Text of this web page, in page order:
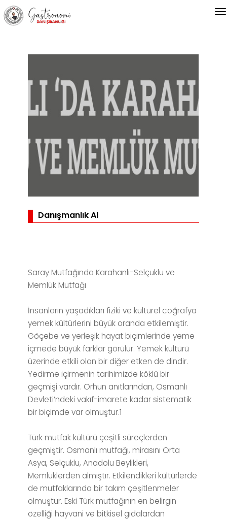
Danışmanlık Al
Saray Mutfağında Karahanlı-Selçuklu ve
Memlük Mutfağı
İnsanların yaşadıkları fiziki ve kültürel coğrafya
yemek kültürlerini büyük oranda etkilemiştir.
Göçebe ve yerleşik hayat biçimlerinde yeme
içmede büyük farklar görülür. Yemek kültürü
üzerinde etkili olan bir diğer etken de dindir.
Yedirme içirmenin tarihimizde köklü bir
geçmişi vardır. Orhun anıtlarından, Osmanlı
Devleti’ndeki vakıf-imarete kadar sistematik
bir biçimde var olmuştur.1
Türk mutfak kültürü çeşitli süreçlerden
geçmiştir. Osmanlı mutfağı, mirasını Orta
Asya, Selçuklu, Anadolu Beylikleri,
Memluklerden almıştır. Etkilendikleri kültürlerde
de mutfaklarında bir takım çeşitlenmeler
olmuştur. Eski Türk mutfağının en belirgin
özelliği hayvani ve bitkisel gıdalardan